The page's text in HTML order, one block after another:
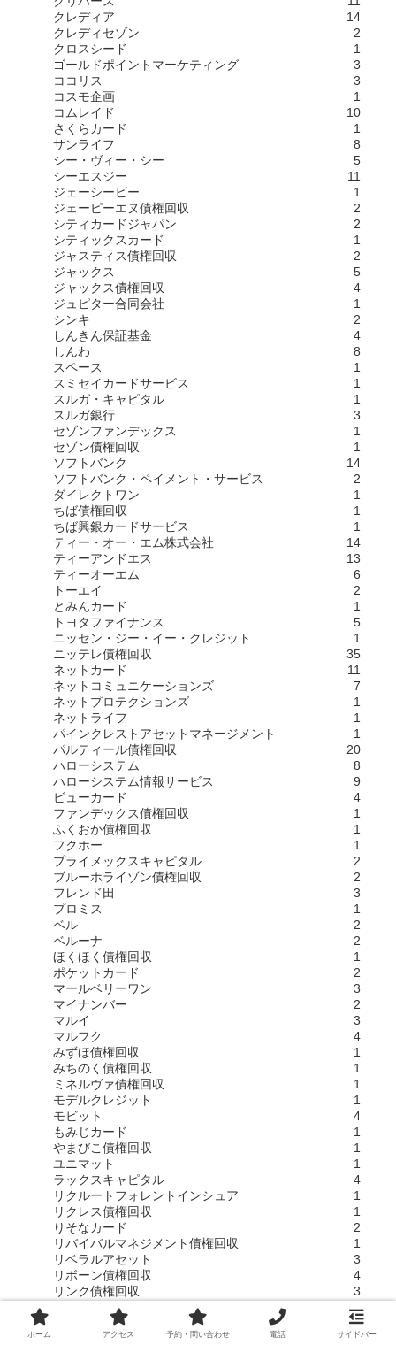
クレディア
14
クレディセゾン
2
クロスシード
1
ゴールドポイントマーケティング
3
ココリス
3
コスモ企画
1
コムレイド
10
さくらカード
1
サンライフ
8
シー・ヴィー・シー
5
シーエスジー
11
ジェーシービー
1
ジェーピーエヌ債権回収
2
シティカードジャパン
2
シティックスカード
1
ジャスティス債権回収
2
ジャックス
5
ジャックス債権回収
4
ジュピター合同会社
1
シンキ
2
しんきん保証基金
4
しんわ
8
スペース
1
スミセイカードサービス
1
スルガ・キャピタル
1
スルガ銀行
3
セゾンファンデックス
1
セゾン債権回収
1
ソフトバンク
14
ソフトバンク・ペイメント・サービス
2
ダイレクトワン
1
ちば債権回収
1
ちば興銀カードサービス
1
ティー・オー・エム株式会社
14
ティーアンドエス
13
ティーオーエム
6
トーエイ
2
とみんカード
1
トヨタファイナンス
5
ニッセン・ジー・イー・クレジット
1
ニッテレ債権回収
35
ネットカード
11
ネットコミュニケーションズ
7
ネットプロテクションズ
1
ネットライフ
1
パインクレストアセットマネージメント
1
パルティール債権回収
20
ハローシステム
8
ハローシステム情報サービス
9
ビューカード
4
ファンデックス債権回収
1
ふくおか債権回収
1
フクホー
1
プライメックスキャピタル
2
ブルーホライゾン債権回収
2
フレンド田
3
プロミス
1
ベル
2
ベルーナ
2
ほくほく債権回収
1
ポケットカード
2
マールベリーワン
3
マイナンバー
2
マルイ
3
マルフク
4
みずほ債権回収
1
みちのく債権回収
1
ミネルヴァ債権回収
1
モデルクレジット
1
モビット
4
もみじカード
1
やまびこ債権回収
1
ユニマット
1
ラックスキャピタル
4
リクルートフォレントインシュア
1
リクレス債権回収
1
りそなカード
2
リバイバルマネジメント債権回収
1
リベラルアセット
3
リボーン債権回収
4
リンク債権回収
3
れいわクレジット管理
2
ワイジェイカード
1
ワイモバイル
1
ホーム アクセス 予約・問い合わせ 電話 サイドバー